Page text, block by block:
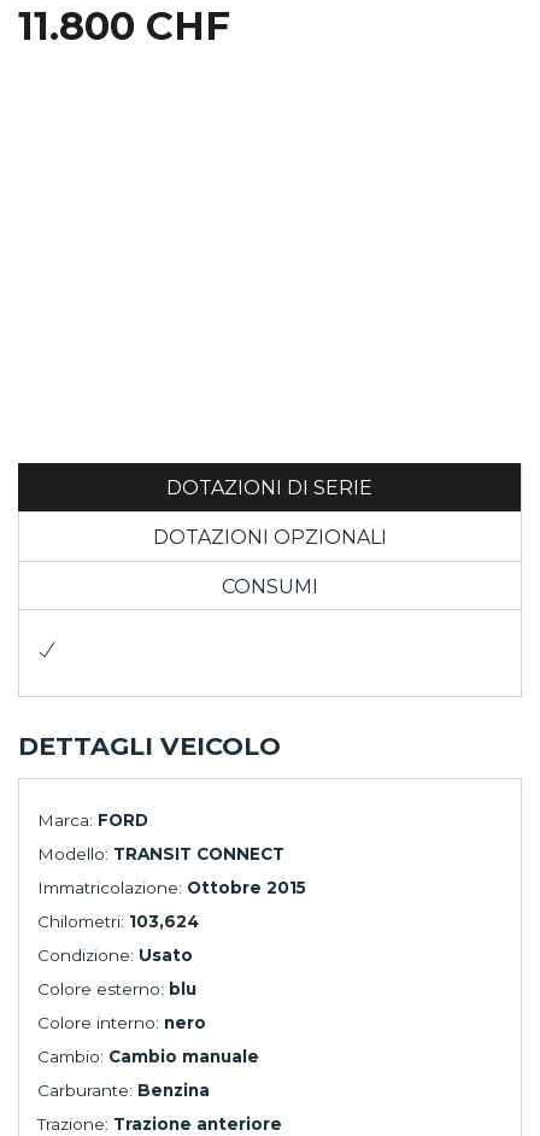
11.800 CHF
DOTAZIONI DI SERIE
DOTAZIONI OPZIONALI
CONSUMI
DETTAGLI VEICOLO
Marca: FORD
Modello: TRANSIT CONNECT
Immatricolazione: Ottobre 2015
Chilometri: 103,624
Condizione: Usato
Colore esterno: blu
Colore interno: nero
Cambio: Cambio manuale
Carburante: Benzina
Trazione: Trazione anteriore